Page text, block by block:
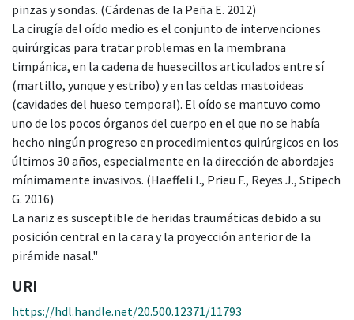
pinzas y sondas. (Cárdenas de la Peña E. 2012)
La cirugía del oído medio es el conjunto de intervenciones
quirúrgicas para tratar problemas en la membrana
timpánica, en la cadena de huesecillos articulados entre sí
(martillo, yunque y estribo) y en las celdas mastoideas
(cavidades del hueso temporal). El oído se mantuvo como
uno de los pocos órganos del cuerpo en el que no se había
hecho ningún progreso en procedimientos quirúrgicos en los
últimos 30 años, especialmente en la dirección de abordajes
mínimamente invasivos. (Haeffeli I., Prieu F., Reyes J., Stipech
G. 2016)
La nariz es susceptible de heridas traumáticas debido a su
posición central en la cara y la proyección anterior de la
pirámide nasal."
URI
https://hdl.handle.net/20.500.12371/11793